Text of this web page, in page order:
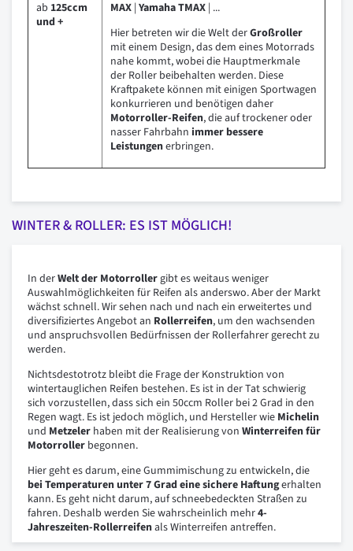
ab 125ccm
und +
MAX | Yamaha TMAX | ...
Hier betreten wir die Welt derGroßroller
mit einem Design, das dem eines Motorrads
nahe kommt, wobei die Hauptmerkmale
der Roller beibehalten werden. Diese
Kraftpakete können mit einigen Sportwagen
konkurrieren und benötigen daher
Motorroller-Reifen, die auf trockener oder
nasser Fahrbahn immer bessere
Leistungenerbringen.
WINTER & ROLLER: ES IST MÖGLICH!
In derWelt der Motorrollergibt es weitaus weniger
Auswahlmöglichkeiten für Reifen als anderswo. Aber der Markt
wächst schnell. Wir sehen nach und nach ein erweitertes und
diversifiziertes Angebot an Rollerreifen, um den wachsenden
und anspruchsvollen Bedürfnissen der Rollerfahrer gerecht zu
werden.
Nichtsdestotrotz bleibt die Frage der Konstruktion von
wintertauglichen Reifen bestehen. Es ist in der Tat schwierig
sich vorzustellen, dass sich ein 50ccm Roller bei 2 Grad in den
Regen wagt. Es ist jedoch möglich, und Hersteller wie Michelin
und Metzeler haben mit der Realisierung von Winterreifen für
Motorroller begonnen.
Hier geht es darum, eine Gummimischung zu entwickeln, die
bei Temperaturen unter 7 Grad eine sichere Haftungerhalten
kann. Es geht nicht darum, auf schneebedeckten Straßen zu
fahren. Deshalb werden Sie wahrscheinlich mehr4-
Jahreszeiten-Rollerreifenals Winterreifen antreffen.